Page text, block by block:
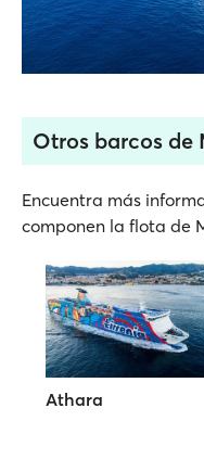
Otros barcos de
Encuentra más
componen la flota de
Athara